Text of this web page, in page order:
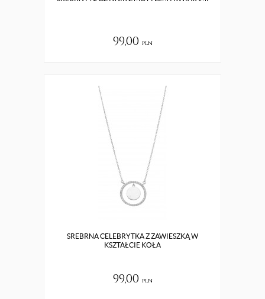
99,00 pln
SREBRNA CELEBRYTKA Z ZAWIESZKĄ W
KSZTAŁCIE KOŁA
99,00 pln